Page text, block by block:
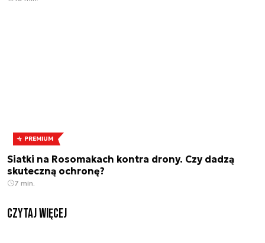
PREMIUM
Siatki na Rosomakach kontra drony. Czy dadzą
skuteczną ochronę?
7 min.
czytaj więcej